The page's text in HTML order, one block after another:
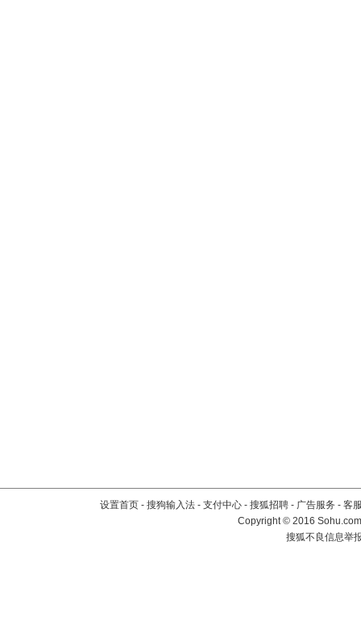
设置首页 - 搜狗输入法 - 支付中心 - 搜狐招聘 - 广告服务 - 客
Copyright©2016
搜狐不良信息举